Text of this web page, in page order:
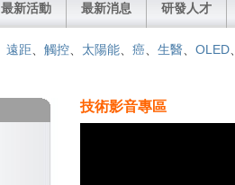
最新活動 最新消息 研發人才
遠距、 觸控、 太陽能、 癌、 生醫、 OLED
技術影音專區